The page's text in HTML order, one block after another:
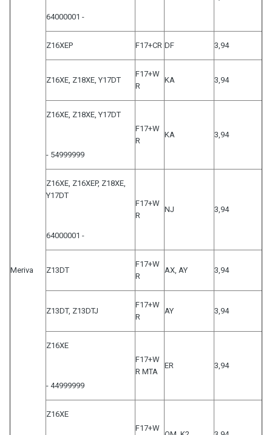
Meriva
64000001 -
Z16XEP F17+CR DF 3,94
Z16XE, Z18XE, Y17DT
F17+W
R
KA 3,94
Z16XE, Z18XE, Y17DT
- 54999999
F17+W
R
KA 3,94
Z16XE, Z16XEP, Z18XE,
Y17DT
64000001 -
F17+W
R
NJ 3,94
Z13DT
F17+W
R
AX, AY 3,94
Z13DT, Z13DTJ
F17+W
R
AY 3,94
Z16XE
- 44999999
F17+W
R MTA
ER 3,94
Z16XE
F17+W